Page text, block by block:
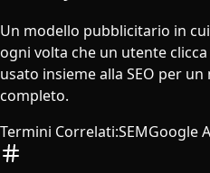
Un modello pubblicitario in
ogni volta che un utente
usato insieme alla SEO per
completo.
Termini Correlati:SEMGoogle